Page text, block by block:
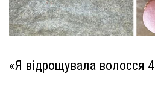
«Я відрощувала волосся